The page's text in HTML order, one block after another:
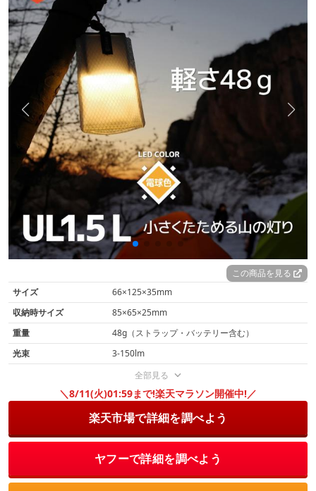
この商品を見る
サイズ
66×125×35mm
収納時サイズ
85×65×25mm
重量
48g（ストラップ・バッテリー含む）
光束
3-150lm
全部見る
＼8/11(火)01:59まで!楽天マラソン開催中!／
楽天市場で詳細を調べよう
ヤフーで詳細を調べよう